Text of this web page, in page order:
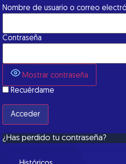
Nombre de usuario o correo
Contraseña
Mostrar contraseña
Recuérdame
¿Has perdido tu contraseña?